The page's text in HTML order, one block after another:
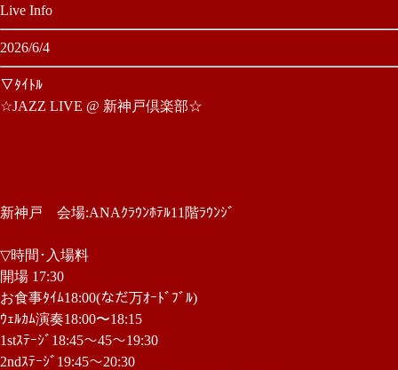
Live Info
2026/6/4
▽ﾀｲﾄﾙ
☆JAZZ LIVE @ 新神戸倶楽部☆
新神戸 会場:ANAｸﾗｳﾝﾎﾃﾙ11階ﾗｳﾝｼﾞ
▽時間･入場料
開場 17:30
お食事ﾀｲﾑ18:00(なだ万ｵｰﾄﾞﾌﾞﾙ)
ｳｪﾙｶﾑ演奏18:00〜18:15
1stｽﾃｰｼﾞ18:45〜45〜19:30
2ndｽﾃｰｼﾞ19:45〜20:30